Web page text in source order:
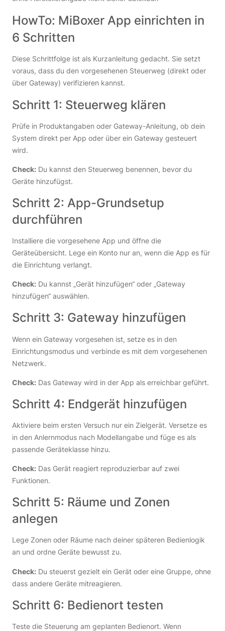
HowTo: MiBoxer App einrichten in
6 Schritten
Diese Schrittfolge ist als Kurzanleitung gedacht. Sie setzt
voraus, dass du den vorgesehenen Steuerweg (direkt oder
über Gateway) verifizieren kannst.
Schritt 1: Steuerweg klären
Prüfe in Produktangaben oder Gateway-Anleitung, ob dein
System direkt per App oder über ein Gateway gesteuert
wird.
Check: Du kannst den Steuerweg benennen, bevor du
Geräte hinzufügst.
Schritt 2: App-Grundsetup
durchführen
Installiere die vorgesehene App und öffne die
Geräteübersicht. Lege ein Konto nur an, wenn die App es für
die Einrichtung verlangt.
Check: Du kannst „Gerät hinzufügen“ oder „Gateway
hinzufügen“ auswählen.
Schritt 3: Gateway hinzufügen
Wenn ein Gateway vorgesehen ist, setze es in den
Einrichtungsmodus und verbinde es mit dem vorgesehenen
Netzwerk.
Check: Das Gateway wird in der App als erreichbar geführt.
Schritt 4: Endgerät hinzufügen
Aktiviere beim ersten Versuch nur ein Zielgerät. Versetze es
in den Anlernmodus nach Modellangabe und füge es als
passende Geräteklasse hinzu.
Check: Das Gerät reagiert reproduzierbar auf zwei
Funktionen.
Schritt 5: Räume und Zonen
anlegen
Lege Zonen oder Räume nach deiner späteren Bedienlogik
an und ordne Geräte bewusst zu.
Check: Du steuerst gezielt ein Gerät oder eine Gruppe, ohne
dass andere Geräte mitreagieren.
Schritt 6: Bedienort testen
Teste die Steuerung am geplanten Bedienort. Wenn